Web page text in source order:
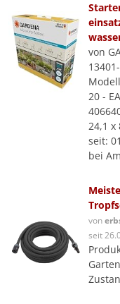
von
20 -
24,1 x
seit:
bei
von
seit